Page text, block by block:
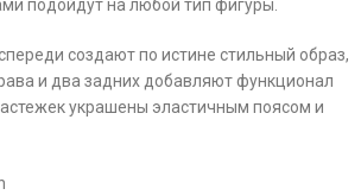
подойдут на любой тип фигуры.
создают по истине стильный образ,
и два задних добавляют функционал
украшены эластичным поясом и